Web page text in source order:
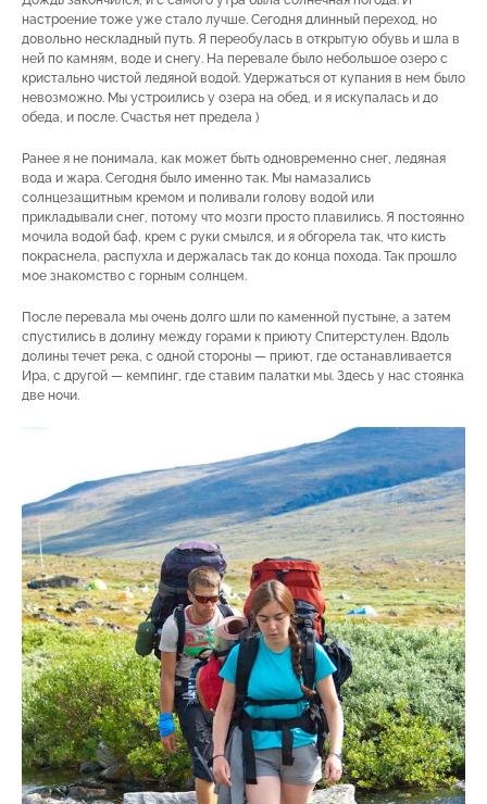
настроение тоже уже стало лучше. Сегодня длинный переход, но
довольно нескладный путь. Я переобулась в открытую обувь и шла в
ней по камням, воде и снегу. На перевале было небольшое озеро с
кристально чистой ледяной водой. Удержаться от купания в нем было
невозможно. Мы устроились у озера на обед, и я искупалась и до
обеда, и после. Счастья нет предела )
Ранее я не понимала, как может быть одновременно снег, ледяная
вода и жара. Сегодня было именно так. Мы намазались
солнцезащитным кремом и поливали голову водой или
прикладывали снег, потому что мозги просто плавились. Я постоянно
мочила водой баф, крем с руки смылся, и я обгорела так, что кисть
покраснела, распухла и держалась так до конца похода. Так прошло
мое знакомство с горным солнцем.
После перевала мы очень долго шли по каменной пустыне, а затем
спустились в долину между горами к приюту Спитерстулен. Вдоль
долины течет река, с одной стороны — приют, где останавливается
Ира, с другой — кемпинг, где ставим палатки мы. Здесь у нас стоянка
две ночи.